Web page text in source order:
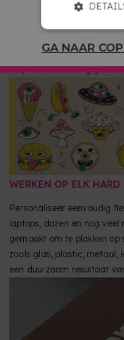
GA NAAR
reliëfeffect dat jouw
ook kiezen tussen een
zodat het resultaat
premium afwerking die
diepte en uitstraling geeft.
WERKEN OP ELK HARD
Personaliseer eenvoudig
laptops, dozen en nog veel
gemaakt om te plakken op
zoals glas, plastic, metaal,
een duurzaam resultaat